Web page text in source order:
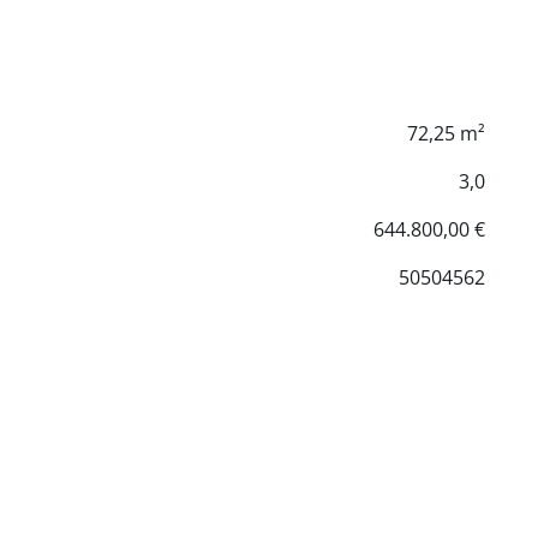
72,25 m²
3,0
644.800,00 €
50504562